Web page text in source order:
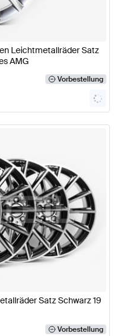
Leichtmetallräder Satz
AMG
Vorbestellung
Satz Schwarz 19
Vorbestellung